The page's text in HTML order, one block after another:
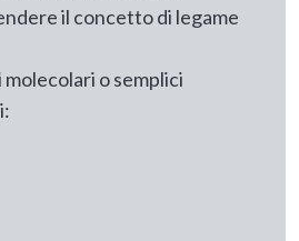
il concetto di legame
o semplici